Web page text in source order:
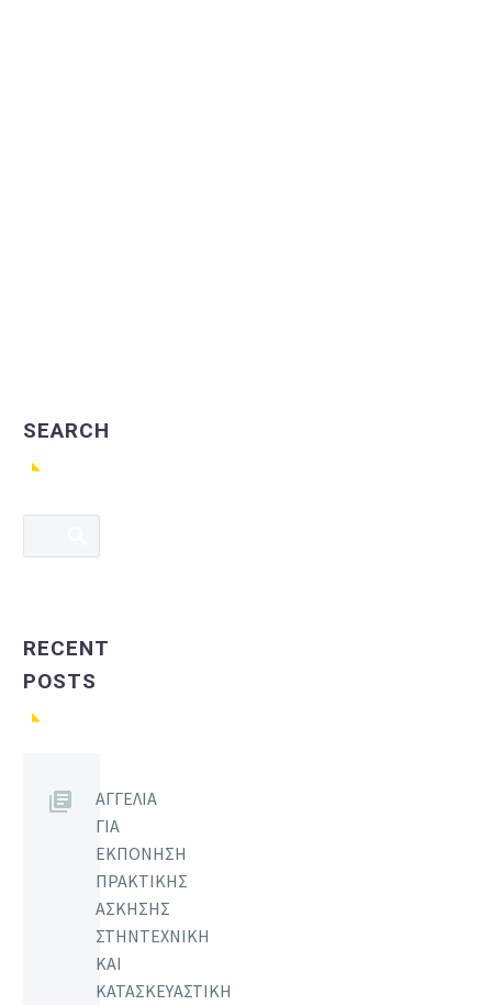
SEARCH
RECENT
POSTS
ΑΓΓΕΛΙΑ
ΓΙΑ
ΕΚΠΟΝΗΣΗ
ΠΡΑΚΤΙΚΗΣ
ΑΣΚΗΣΗΣ
ΣΤΗΝΤΕΧΝΙΚΗ
ΚΑΙ
ΚΑΤΑΣΚΕΥΑΣΤΙΚΗ